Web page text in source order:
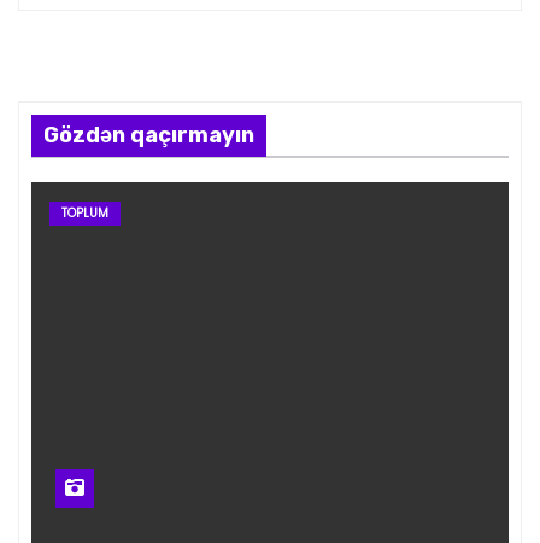
Gözdən qaçırmayın
TOPLUM